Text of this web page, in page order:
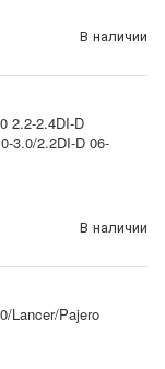
В наличии
2.2-2.4DI-D
3.0/2.2DI-D 06-
В наличии
Lancer/Pajero